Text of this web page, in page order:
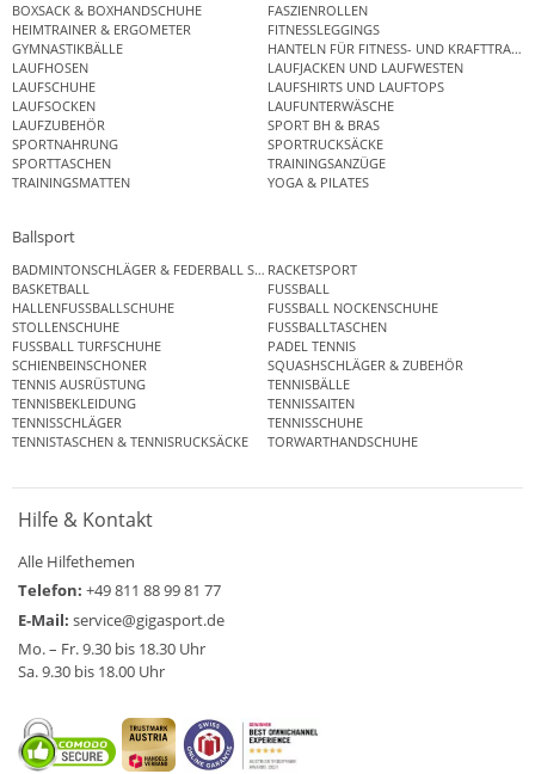
BOXSACK & BOXHANDSCHUHE
FASZIENROLLEN
HEIMTRAINER & ERGOMETER
FITNESSLEGGINGS
GYMNASTIKBÄLLE
HANTELN FÜR FITNESS- UND
LAUFHOSEN
LAUFJACKEN UND LAUFWESTEN
LAUFSCHUHE
LAUFSHIRTS UND LAUFTOPS
LAUFSOCKEN
LAUFUNTERWÄSCHE
LAUFZUBEHÖR
SPORT BH & BRAS
SPORTNAHRUNG
SPORTRUCKSÄCKE
SPORTTASCHEN
TRAININGSANZÜGE
TRAININGSMATTEN
YOGA & PILATES
Ballsport
BADMINTONSCHLÄGER & FEDERBALL SETSRACKETSPORT
BASKETBALL
FUSSBALL
HALLENFUSSBALLSCHUHE
FUSSBALL NOCKENSCHUHE
STOLLENSCHUHE
FUSSBALLTASCHEN
FUSSBALL TURFSCHUHE
PADEL TENNIS
SCHIENBEINSCHONER
SQUASHSCHLÄGER & ZUBEHÖR
TENNIS AUSRÜSTUNG
TENNISBÄLLE
TENNISBEKLEIDUNG
TENNISSAITEN
TENNISSCHLÄGER
TENNISSCHUHE
TENNISTASCHEN & TENNISRUCKSÄCKE
TORWARTHANDSCHUHE
Hilfe & Kontakt
Alle Hilfethemen
Telefon: +49 811 88 99 81 77
E-Mail: service@gigasport.de
Mo. – Fr. 9.30 bis 18.30 Uhr
Sa. 9.30 bis 18.00 Uhr